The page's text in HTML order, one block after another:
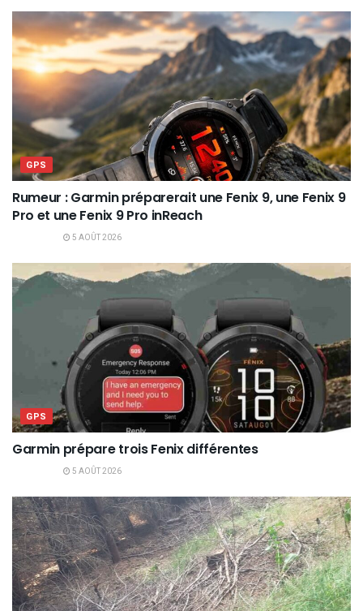
GPS
Rumeur : Garmin préparerait une Fenix 9, une Fenix 9
Pro et une Fenix 9 Pro inReach
5 AOÛT 2026
GPS
Garmin prépare trois Fenix différentes
5 AOÛT 2026